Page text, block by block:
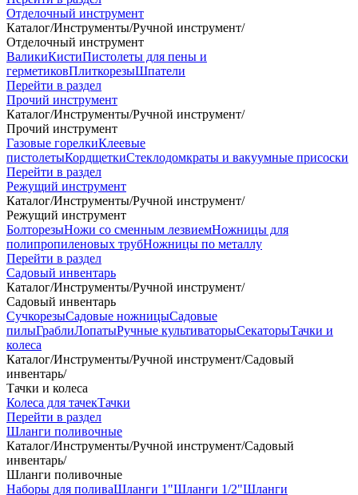
Отделочный инструмент
Каталог/Инструменты/Ручной инструмент/
Отделочный инструмент
ВаликиКистиПистолеты для пены и
герметиковПлиткорезыШпатели
Перейти в раздел
Прочий инструмент
Каталог/Инструменты/Ручной инструмент/
Прочий инструмент
Газовые горелкиКлеевые
пистолетыКордщеткиСтеклодомкраты и вакуумные присоски
Перейти в раздел
Режущий инструмент
Каталог/Инструменты/Ручной инструмент/
Режущий инструмент
БолторезыНожи со сменным лезвиемНожницы для
полипропиленовых трубНожницы по металлу
Перейти в раздел
Садовый инвентарь
Каталог/Инструменты/Ручной инструмент/
Садовый инвентарь
СучкорезыСадовые ножницыСадовые
пилыГраблиЛопатыРучные культиваторыСекаторыТачки и
колеса
Каталог/Инструменты/Ручной инструмент/Садовый
инвентарь/
Тачки и колеса
Колеса для тачекТачки
Перейти в раздел
Шланги поливочные
Каталог/Инструменты/Ручной инструмент/Садовый
инвентарь/
Шланги поливочные
Наборы для поливаШланги 1"Шланги 1/2"Шланги